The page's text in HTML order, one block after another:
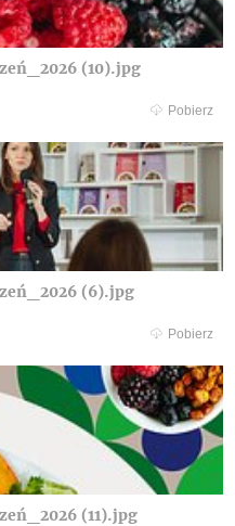
(10).jpg
Pobierz
(6).jpg
Pobierz
(11).jpg